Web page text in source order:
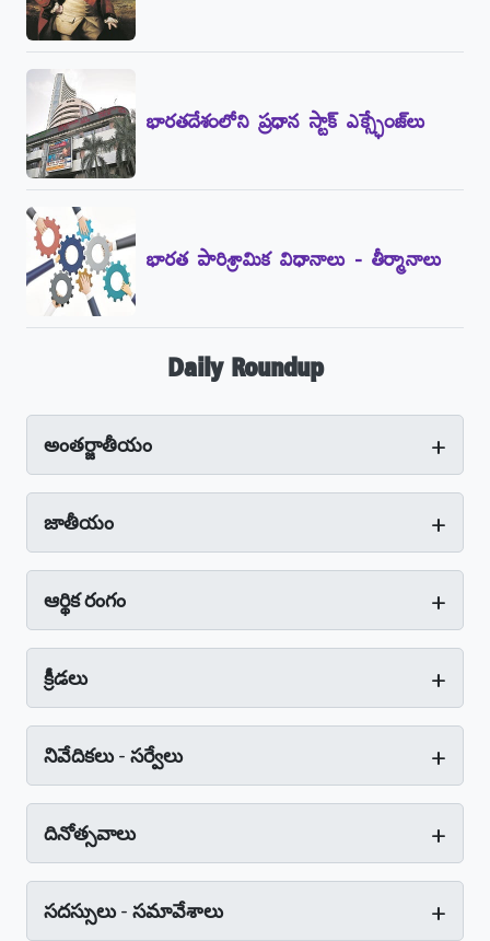
భారతదేశంలోని ప్రధాన స్టాక్‌ ఎక్స్ఛేంజ్‌లు
భారత పారిశ్రామిక విధానాలు - తీర్మానాలు
Daily Roundup
అంతర్జాతీయం +
జాతీయం +
ఆర్థిక రంగం +
క్రీడలు +
నివేదికలు - సర్వేలు +
దినోత్సవాలు +
సదస్సులు - సమావేశాలు +